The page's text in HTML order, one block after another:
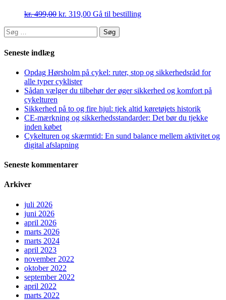
kr.499,00 kr. 319,00 Gå til bestilling
Søg
efter:
Seneste indlæg
Opdag Hørsholm på cykel: ruter, stop og sikkerhedsråd for
alle typer cyklister
Sådan vælger du tilbehør der øger sikkerhed og komfort på
cykelturen
Sikkerhed på to og fire hjul: tjek altid køretøjets historik
CE-mærkning og sikkerhedsstandarder: Det bør du tjekke
inden købet
Cykelturen og skærmtid: En sund balance mellem aktivitet og
digital afslapning
Seneste kommentarer
Arkiver
juli 2026
juni 2026
april 2026
marts 2026
marts 2024
april 2023
november 2022
oktober 2022
september 2022
april 2022
marts 2022